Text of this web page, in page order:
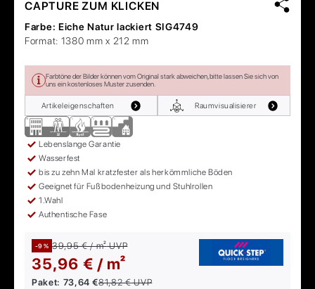
CAPTURE ZUM KLICKEN
Farbe: Eiche Natur lackiert SIG4749
Format: 1380 mm x 212 mm
Farbtöne der Bilder können vom Original stark abweichen, bitte lassen Sie sich von
uns ein kostenloses Muster zusenden.
Artikeleigenschaften Raumvisualisierer
Lebenslange Garantie
Wasserfest
bis zu zehn Mal kratzfester als herkömmliche Böden
Geeignet für Fußbodenheizung und Stuhlrollen
1.Wahl
Authentische Fase
-9 % 39,95 € / m²UVP
35,96 € / m²
Paket: 73,64 €81,82 €UVP